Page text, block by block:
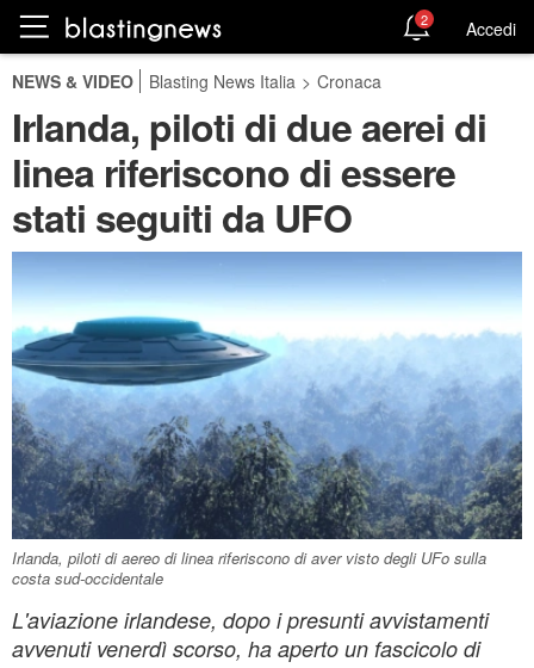
2 Accedi
NEWS & VIDEO Blasting News Italia > Cronaca
Irlanda, piloti di due aerei di
linea riferiscono di essere
stati seguiti da UFO
Irlanda, piloti di aereo di linea riferiscono di aver visto degli UFo sulla
costa sud-occidentale
L'aviazione irlandese, dopo i presunti avvistamenti
avvenuti venerdì scorso, ha aperto un fascicolo di